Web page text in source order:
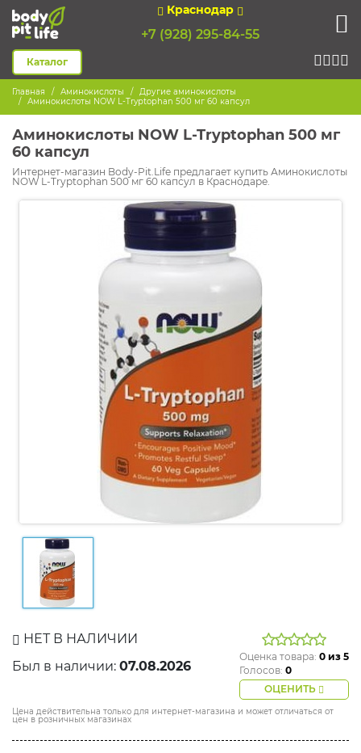
Краснодар
+7 (928) 295-84-55
Каталог
Главная Аминокислоты
Другие аминокислоты
Аминокислоты NOW L-Tryptophan 500 мг 60 капсул
Аминокислоты NOW L-Tryptophan 500 мг
60 капсул
Интернет-магазин Body-Pit.Life предлагает купить Аминокислоты
NOW L-Tryptophan 500 мг 60 капсул в Краснодаре.
НЕТ В НАЛИЧИИ
Был в наличии: 07.08.2026
Оценка товара: 0 из 5
Голосов: 0
ОЦЕНИТЬ
Цена действительна только для интернет-магазина и может отличаться от
цен в розничных магазинах